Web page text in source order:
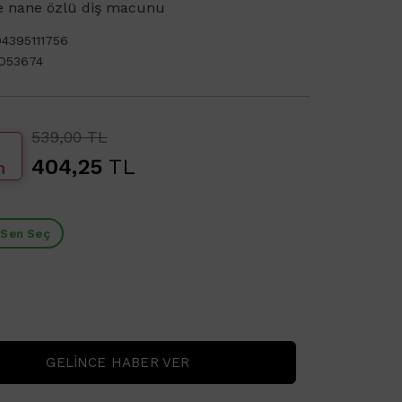
nane özlü diş macunu
539,00 TL
404,25 TL
Seç
GELINCE HABER VER